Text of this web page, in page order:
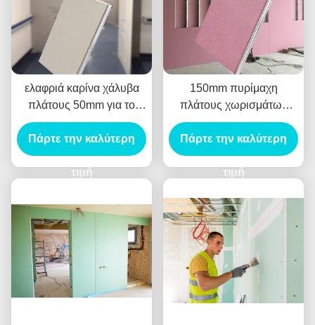
ελαφριά καρίνα χάλυβα
πλάτους 50mm για το
σύστημα τοίχων
χωρισμάτων πινάκων
γύψου
Πάρτε την καλύτερη
τιμή
150mm πυρίμαχη
πλάτους χωρισμάτων
τοίχων καρίνα 3m χάλυβα
συστημάτων ελαφριά
μήκος
Πάρτε την καλύτερη
τιμή